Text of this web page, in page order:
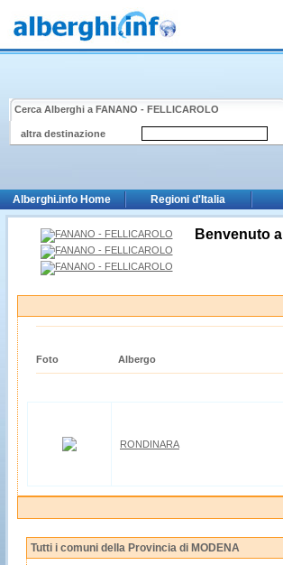
Cerca Alberghi a FANANO - FELLICAROLO
altra destinazione
Alberghi.info Home Regioni d'Italia
Benvenuto a
Foto Albergo
RONDINARA
Tutti i comuni della Provincia di MODENA